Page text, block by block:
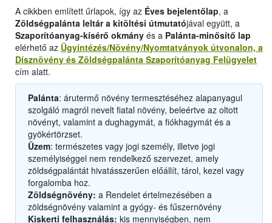
A cikkben említett űrlapok, így az Éves bejelentőlap, a
Zöldségpalánta leltár a kitöltési útmutatójával együtt, a
Szaporítóanyag-kísérő okmány és a Palánta-minősítő lap
elérhető az Ügyintézés/Növény/Nyomtatványok útvonalon, a
Dísznövény és Zöldségpalánta Szaporítóanyag Felügyelet
cím alatt.
Palánta: árutermő növény termesztéséhez alapanyagul
szolgáló magról nevelt fiatal növény, beleértve az oltott
növényt, valamint a dughagymát, a fiókhagymát és a
gyökértörzset.
Üzem: természetes vagy jogi személy, illetve jogi
személyiséggel nem rendelkező szervezet, amely
zöldségpalántát hivatásszerűen előállít, tárol, kezel vagy
forgalomba hoz.
Zöldségnövény: a Rendelet értelmezésében a
zöldségnövény valamint a gyógy- és fűszernövény
Kiskerti felhasználás: kis mennyiségben, nem